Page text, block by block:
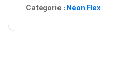
Catégorie : Néon Flex